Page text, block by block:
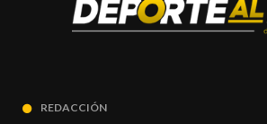
REDACCIÓN